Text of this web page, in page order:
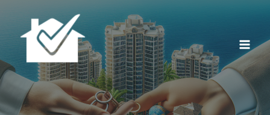
o
Conteúdo